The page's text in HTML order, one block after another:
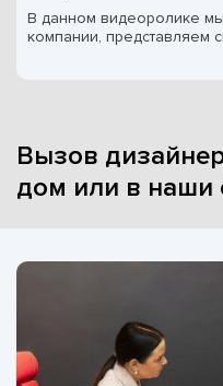
В данном видеоролике
компании, представляем
Вызов
дом или в наши